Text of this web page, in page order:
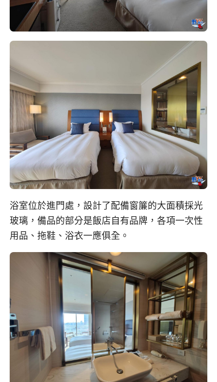
浴室位於進門處，設計了配備窗簾的大面積採光
玻璃，備品的部分是飯店自有品牌，各項一次性
用品、拖鞋、浴衣一應俱全。